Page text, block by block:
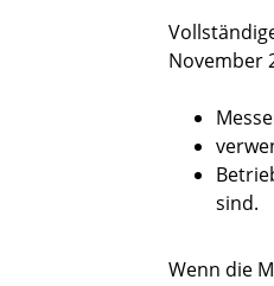
November
sind.
Wenn die